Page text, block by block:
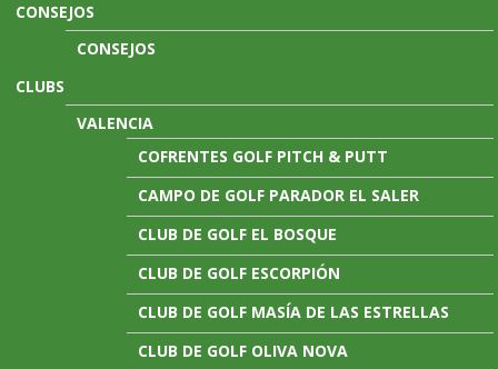
CONSEJOS
CONSEJOS
CLUBS
VALENCIA
COFRENTES GOLF PITCH & PUTT
CAMPO DE GOLF PARADOR EL SALER
CLUB DE GOLF EL BOSQUE
CLUB DE GOLF ESCORPIÓN
CLUB DE GOLF MASÍA DE LAS ESTRELLAS
CLUB DE GOLF OLIVA NOVA